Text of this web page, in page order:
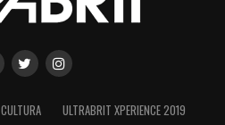
CULTURA ULTRABRIT XPERIENCE 2019